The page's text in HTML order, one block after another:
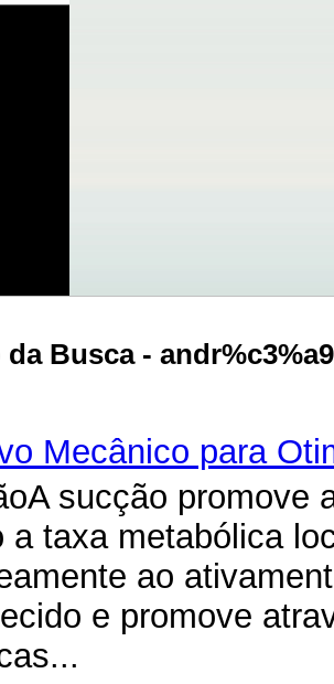
Busca -
Mecânico para
sucção promove
a taxa metabólica
ao
e promove